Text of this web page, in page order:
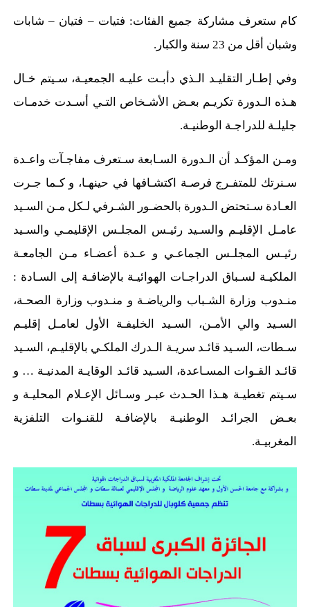
كام ستعرف مشاركة جميع الفئات: فتيات – فتيان – شابات
وشبان أقل من 23 سنة والكبار.
وفي إطـار التقليـد الـذي دأبـت عليـه الجمعيـة، سـيتم خـال
هـذه الـدورة تكريـم بعـض الأشـخاص التـي أسـدت خدمـات
جليلـة للدراجـة الوطنيـة.
ومـن المؤكـد أن الـدورة السـابعة سـتعرف مفاجـآت واعـدة
سـنرتك للمتفـرج فرصـة اكتشـافها في حينهـا، و كـما جـرت
العـادة سـتحتض الـدورة بالحضـور الشـرفي لـكل مـن السـيد
عامـل الإقليـم والسـيد رئيـس المجلـس الإقليمـي والسـيد
رئيـس المجلـس الجماعـي و عـدة أعضـاء مـن الجامعـة
الملكيـة لسـباق الدراجـات الهوائيـة بالإضافـة إلى السـادة :
منـدوب وزارة الشـباب والرياضـة و منـدوب وزارة الصحـة،
السـيد والي الأمـن، السـيد الخليفـة الأول لعامـل إقليـم
سـطات، السـيد قائـد سريـة الـدرك الملكـي بالإقليـم، السـيد
قائـد القـوات المسـاعدة، السـيد قائـد الوقايـة المدنيـة … و
سـيتم تغطيـة هـذا الحـدث عبـر وسـائل الإعـلام المحليـة و
بعـض الجرائـد الوطنيـة بالإضافـة للقنـوات التلفزية
المغربيـة.